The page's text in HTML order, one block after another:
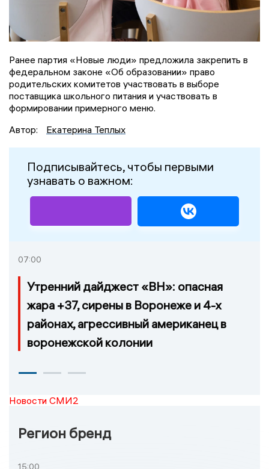
Ранее партия «Новые люди» предложила закрепить в
федеральном законе «Об образовании» право
родительских комитетов участвовать в выборе
поставщика школьного питания и участвовать в
формировании примерного меню.
Автор:
Екатерина Теплых
Подписывайтесь, чтобы первыми
узнавать о важном:
07:00
Утренний дайджест «ВН»: опасная
жара +37, сирены в Воронеже и 4-х
районах, агрессивный американец в
воронежской колонии
Новости СМИ2
Регион бренд